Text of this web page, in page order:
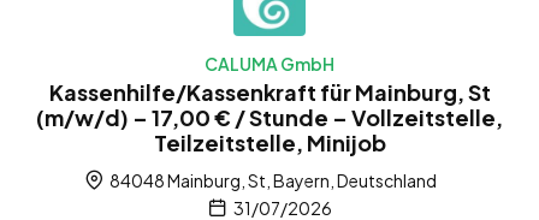
CALUMA GmbH
Kassenhilfe/Kassenkraft für Mainburg, St
(m/w/d) – 17,00 € / Stunde – Vollzeitstelle,
Teilzeitstelle, Minijob
84048 Mainburg, St, Bayern, Deutschland
31/07/2026